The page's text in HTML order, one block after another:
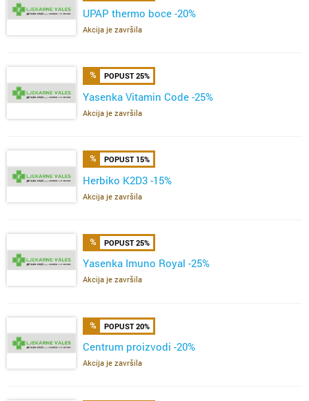
UPAP thermo boce -20%
Akcija je završila
POPUST 25%
Yasenka Vitamin Code -25%
Akcija je završila
POPUST 15%
Herbiko K2D3 -15%
Akcija je završila
POPUST 25%
Yasenka Imuno Royal -25%
Akcija je završila
POPUST 20%
Centrum proizvodi -20%
Akcija je završila